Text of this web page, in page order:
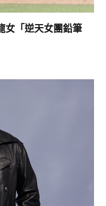
女「逆天女團鉛筆